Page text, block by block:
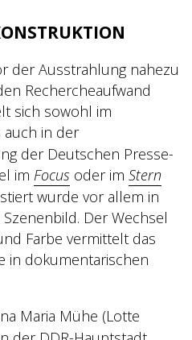
der Ausstrahlung nahezu
Rechercheaufwand
sich sowohl im
auch in der
der Deutschen Presse-
im Focus oder im Stern
wurde vor allem in
Der Wechsel
Farbe vermittelt das
in dokumentarischen
Maria Mühe (Lotte